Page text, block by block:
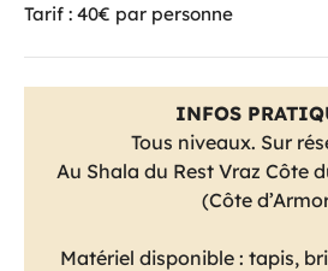
Tarif : 40€ par personne
INFOS
Tous niveaux. Sur
Au Shala du Rest Vraz Côte
(Côte
Matériel disponible : tapis,